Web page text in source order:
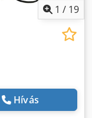
1 / 19
Hívás